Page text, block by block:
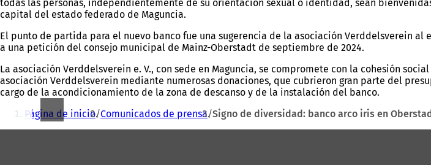
todas las personas, independientemente de su orientación sexual o identidad, sean
capital del estado federado de Maguncia.
El punto de partida para el nuevo banco fue una sugerencia de la asociación Verddelsverein
a una petición del consejo municipal de Mainz-Oberstadt de septiembre de 2024.
La asociación Verddelsverein e. V., con sede en Maguncia, se compromete con la cohesión
asociación Verddelsverein mediante numerosas donaciones, que cubrieron gran parte del
cargo de la acondicionamiento de la zona de descanso y de la instalación del banco.
Estás
aquí:
Página de inicio Comunicados de prensa Signo de diversidad: banco arco iris en